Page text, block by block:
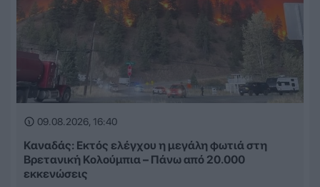
09.08.2026, 16:40
Καναδάς: Εκτός ελέγχου η μεγάλη φωτιά στη
Βρετανική Κολούμπια – Πάνω από 20.000
εκκενώσεις